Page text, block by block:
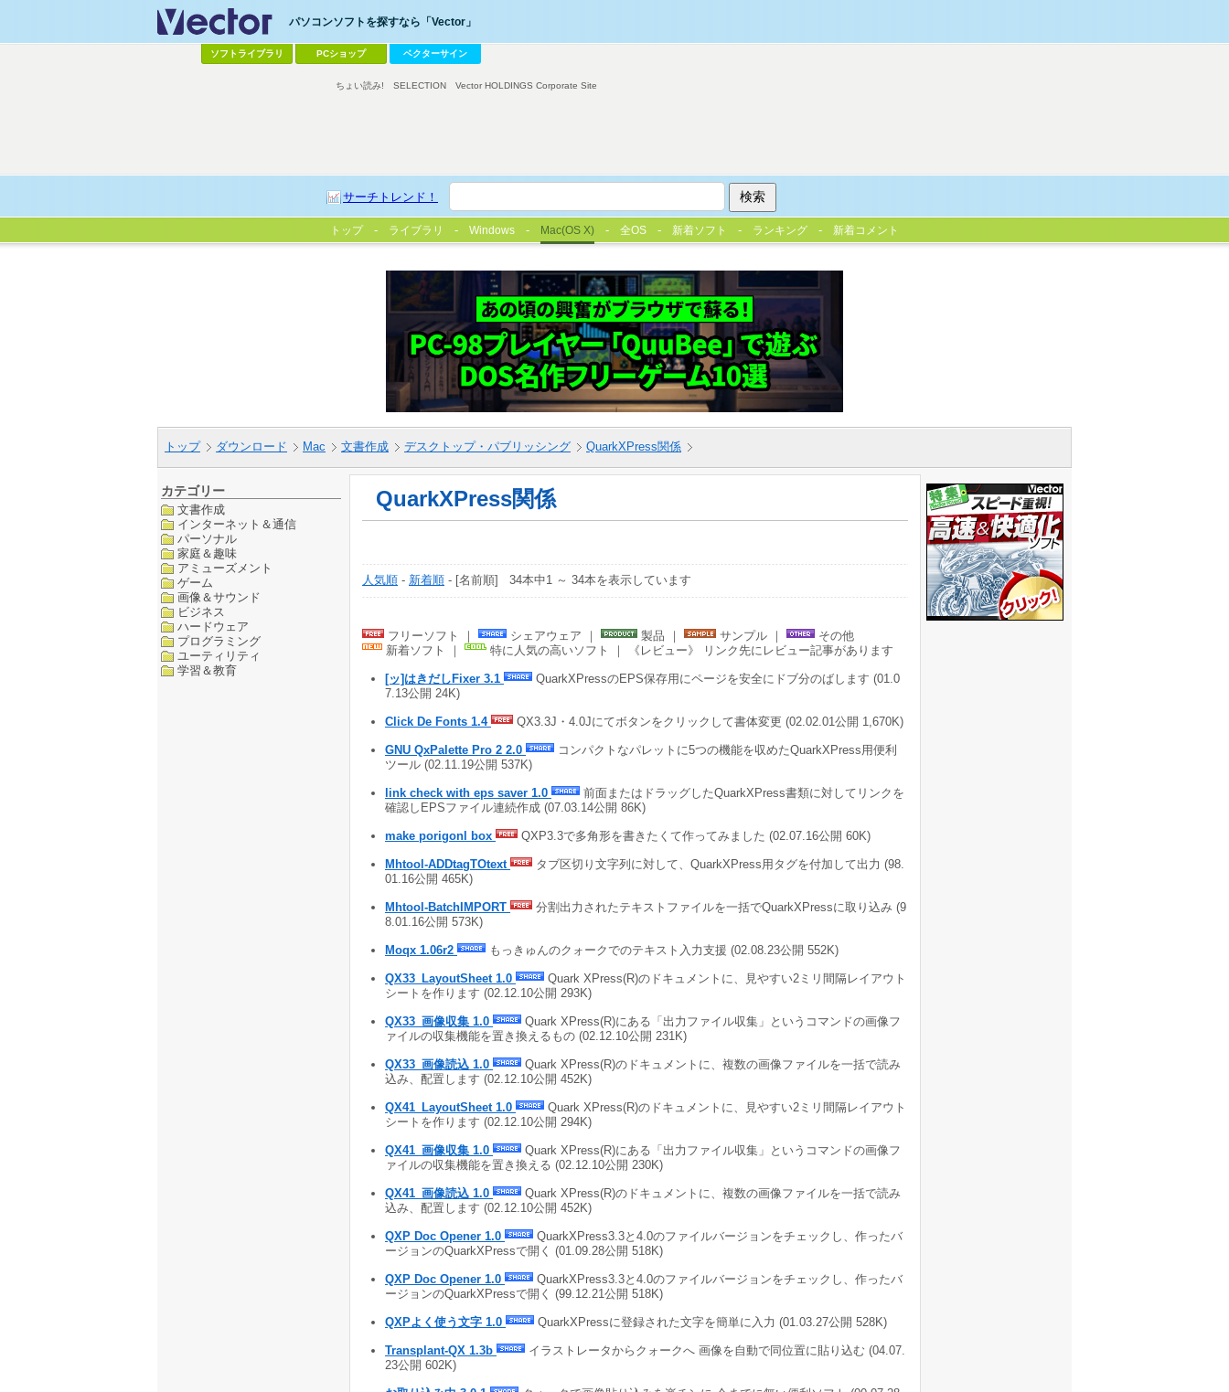
パソコンソフトを探すなら「Vector」
ソフトライブラリ PCショップ ベクターサイン
サーチトレンド！
ちょい読み! SELECTION Vector HOLDINGS Corporate Site
トップ ライブラリ Windows Mac(OS X) 全OS 新着ソフト ランキング 新着コメント
トップ ダウンロード Mac 文書作成 デスクトップ・パブリッシング QuarkXPress関係
カテゴリー
文書作成
インターネット＆通信
パーソナル
家庭＆趣味
アミューズメント
ゲーム
画像＆サウンド
ビジネス
ハードウェア
プログラミング
ユーティリティ
学習＆教育
QuarkXPress関係
人気順 - 新着順 - [名前順] 34本中1 ～ 34本を表示しています
フリーソフト ｜ シェアウェア ｜ 製品 ｜ サンプル ｜
その他
新着ソフト ｜
特に人気の高いソフト ｜ 《レビュー》 リンク先にレビュー記事があります
[ッ]はきだしFixer 3.1
QuarkXPressのEPS保存用にページを安全にドブ分のばします (01.0
7.13公開 24K)
Click De Fonts 1.4 QX3.3J・4.0Jにてボタンをクリックして書体変更 (02.02.01公開 1,670K)
GNU QxPalette Pro 2 2.0
コンパクトなパレットに5つの機能を収めたQuarkXPress用便利
ツール (02.11.19公開 537K)
link check with eps saver 1.0
前面またはドラッグしたQuarkXPress書類に対してリンクを
確認しEPSファイル連続作成 (07.03.14公開 86K)
make porigonl box QXP3.3で多角形を書きたくて作ってみました (02.07.16公開 60K)
Mhtool-ADDtagTOtext
タブ区切り文字列に対して、QuarkXPress用タグを付加して出力 (98.
01.16公開 465K)
Mhtool-BatchIMPORT
分割出力されたテキストファイルを一括でQuarkXPressに取り込み (9
8.01.16公開 573K)
Moqx 1.06r2 もっきゅんのクォークでのテキスト入力支援 (02.08.23公開 552K)
QX33_LayoutSheet 1.0
Quark XPress(R)のドキュメントに、見やすい2ミリ間隔レイアウト
シートを作ります (02.12.10公開 293K)
QX33_画像収集 1.0
Quark XPress(R)にある「出力ファイル収集」というコマンドの画像フ
ァイルの収集機能を置き換えるもの (02.12.10公開 231K)
QX33_画像読込 1.0
Quark XPress(R)のドキュメントに、複数の画像ファイルを一括で読み
込み、配置します (02.12.10公開 452K)
QX41_LayoutSheet 1.0
Quark XPress(R)のドキュメントに、見やすい2ミリ間隔レイアウト
シートを作ります (02.12.10公開 294K)
QX41_画像収集 1.0
Quark XPress(R)にある「出力ファイル収集」というコマンドの画像フ
ァイルの収集機能を置き換える (02.12.10公開 230K)
QX41_画像読込 1.0
Quark XPress(R)のドキュメントに、複数の画像ファイルを一括で読み
込み、配置します (02.12.10公開 452K)
QXP Doc Opener 1.0
QuarkXPress3.3と4.0のファイルバージョンをチェックし、作ったバ
ージョンのQuarkXPressで開く (01.09.28公開 518K)
QXP Doc Opener 1.0
QuarkXPress3.3と4.0のファイルバージョンをチェックし、作ったバ
ージョンのQuarkXPressで開く (99.12.21公開 518K)
QXPよく使う文字 1.0 QuarkXPressに登録された文字を簡単に入力 (01.03.27公開 528K)
Transplant-QX 1.3b
イラストレータからクォークへ 画像を自動で同位置に貼り込む (04.07.
23公開 602K)